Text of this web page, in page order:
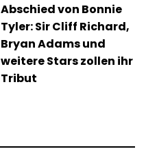
Abschied von Bonnie
Tyler: Sir Cliff Richard,
Bryan Adams und
weitere Stars zollen ihr
Tribut